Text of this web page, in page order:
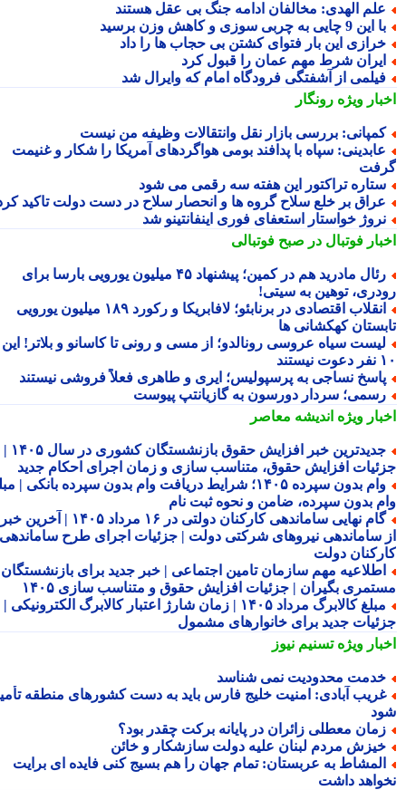
الهدی: مخالفان ادامه جنگ بی عقل هستند
9 چایی به چربی سوزی و کاهش وزن برسید
این بار فتوای کشتن بی حجاب ها را داد
شرط مهم عمان را قبول کرد
از آشفتگی فرودگاه امام که وایرال شد
ویژهرونگار
بررسی بازار نقل وانتقالات وظیفه من نیست
سپاه با پدافند بومی هواگردهای آمریکا را شکار و غنیمت
تراکتور این هفته سه رقمی می شود
بر خلع سلاح گروه ها و انحصار سلاح در دست دولت تاکید کرد
خواستار استعفای فوری اینفانتینو شد
فوتبال در صبح فوتبالی
رئال مادرید هم در کمین؛ پیشنهاد ۴۵ میلیون یورویی بارسا برای
توهین به سیتی!
انقلاب اقتصادی در برنابئو؛ لافابریکا و رکورد ۱۸۹ میلیون یورویی
کهکشانی ها
سیاه عروسی رونالدو؛ از مسی و رونی تا کاسانو و بلاتر! این
نساجی به پرسپولیس؛ ایری و طاهری فعلاً فروشی نیستند
سردار دورسون به گازیانتپ پیوست
ویژهاندیشه معاصر
جدیدترین خبر افزایش حقوق بازنشستگان کشوری در سال ۱۴۰۵ |
افزایش حقوق، متناسب سازی و زمان اجرای احکام جدید
وام بدون سپرده ۱۴۰۵؛ شرایط دریافت وام بدون سپرده بانکی | مبلغ
بدون سپرده، ضامن و نحوه ثبت نام
گام نهایی ساماندهی کارکنان دولتی در ۱۶ مرداد ۱۴۰۵ | آخرین خبر
ساماندهی نیروهای شرکتی دولت | جزئیات اجرای طرح ساماندهی
دولت
مهم سازمان تامین اجتماعی | خبر جدید برای بازنشستگان و
بگیران | جزئیات افزایش حقوق و متناسب سازی ۱۴۰۵
مبلغ کالابرگ مرداد ۱۴۰۵ | زمان شارژ اعتبار کالابرگ الکترونیکی |
جدید برای خانوارهای مشمول
ویژهتسنیم نیوز
محدودیت نمی شناسد
آبادی: امنیت خلیج فارس باید به دست کشورهای منطقه تأمین
معطلی زائران در پایانه برکت چقدر بود؟
مردم لبنان علیه دولت سازشکار و خائن
به عربستان: تمام جهان را هم بسیج کنی فایده ای برایت
داشت